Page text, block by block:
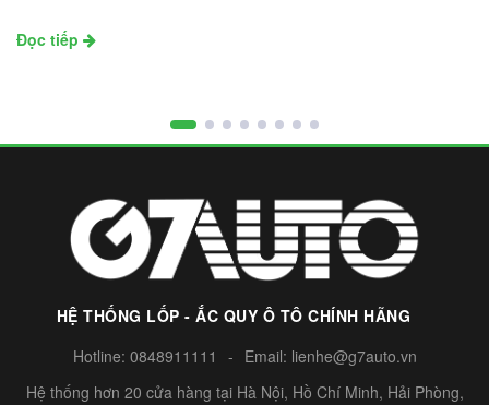
Đọc tiếp
HỆ THỐNG LỐP - ẮC QUY Ô TÔ CHÍNH HÃNG
Hotline: 0848911111 - Email: lienhe@g7auto.vn
Hệ thống hơn 20 cửa hàng tại Hà Nội, Hồ Chí Minh, Hải Phòng,